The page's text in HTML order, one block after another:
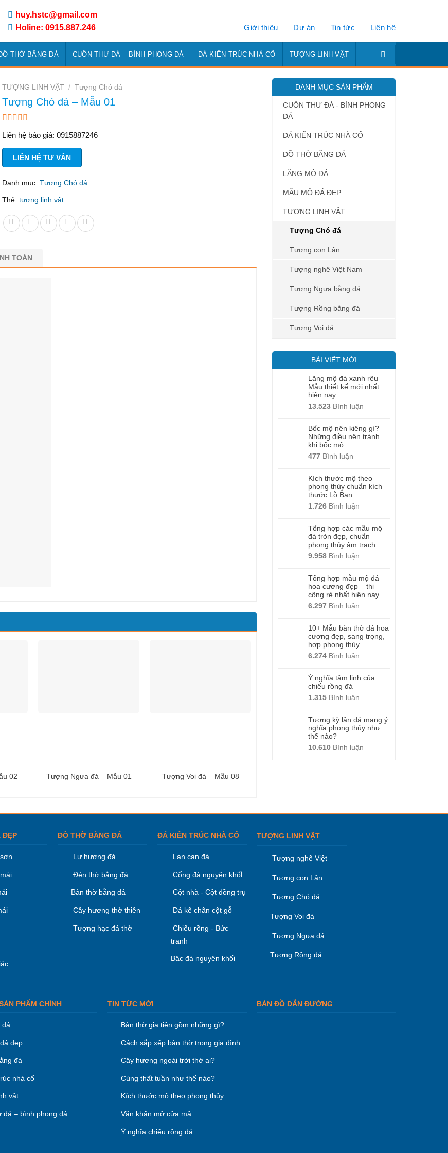
huy.hstc@gmail.com
Holine: 0915.887.246
Giới thiệu Dự án Tin tức Liên hệ
THỜ BẰNG ĐÁ CUỐN THƯ ĐÁ – BÌNH PHONG ĐÁ ĐÁ KIẾN TRÚC NHÀ CỔ TƯỢNG LINH VẬT
DANH MỤC SẢN PHẨM
CUỐN THƯ ĐÁ - BÌNH PHONG
ĐÁ
ĐÁ KIẾN TRÚC NHÀ CỔ
ĐỒ THỜ BẰNG ĐÁ
LĂNG MỘ ĐÁ
MẪU MỘ ĐÁ ĐẸP
TƯỢNG LINH VẬT
Tượng Chó đá
Tượng con Lân
Tượng nghê Việt Nam
Tượng Ngựa bằng đá
Tượng Rồng bằng đá
Tượng Voi đá
BÀI VIẾT MỚI
Lăng mộ đá xanh rêu –
Mẫu thiết kế mới nhất
hiện nay
13.523 Bình luận
Bốc mộ nên kiêng gì?
Những điều nên tránh
khi bốc mộ
477 Bình luận
Kích thước mộ theo
phong thủy chuẩn kích
thước Lỗ Ban
1.726 Bình luận
Tổng hợp các mẫu mộ
đá tròn đẹp, chuẩn
phong thủy âm trạch
9.958 Bình luận
Tổng hợp mẫu mộ đá
hoa cương đẹp – thi
công rẻ nhất hiện nay
6.297 Bình luận
10+ Mẫu bàn thờ đá hoa
cương đẹp, sang trọng,
hợp phong thủy
6.274 Bình luận
Ý nghĩa tâm linh của
chiếu rồng đá
1.315 Bình luận
Tượng kỳ lân đá mang ý
nghĩa phong thủy như
thế nào?
10.610 Bình luận
TƯỢNG LINH VẬT / Tượng Chó đá
Tượng Chó đá – Mẫu 01
trên
5
dựa
trên
giá
Liên hệ báo giá: 0915887246
LIÊN HỆ TƯ VẤN
Danh mục: Tượng Chó đá
Thẻ: tượng linh vật
TOÁN
02 Tượng Ngưa đá – Mẫu 01 Tượng Voi đá – Mẫu 08
ĐẸP ĐỒ THỜ BẰNG ĐÁ
Lư hương đá
Đèn thờ bằng đá
Bàn thờ bằng đá
Cây hương thờ thiên
Tượng hạc đá thờ
ĐÁ KIÊN TRÚC NHÀ CỔ
Lan can đá
Cổng đá nguyên khối
Cột nhà - Cột đồng trụ
Đá kê chân cột gỗ
Chiếu rồng - Bức
tranh
Bậc đá nguyên khối
TƯỢNG LINH VẬT
Tượng nghê Việt
Tượng con Lân
Tượng Chó đá
Tượng Voi đá
Tượng Ngựa đá
Tượng Rồng đá
PHẨM CHÍNH
đá
đẹp
đá
nhà cổ
vật
đá – bình phong đá
TIN TỨC MỚI
Bàn thờ gia tiên gồm những gì?
Cách sắp xếp bàn thờ trong gia đình
Cây hương ngoài trời thờ ai?
Cúng thất tuần như thế nào?
Kích thước mộ theo phong thủy
Văn khấn mở cửa mả
Ý nghĩa chiếu rồng đá
BẢN ĐỒ DẪN ĐƯỜNG